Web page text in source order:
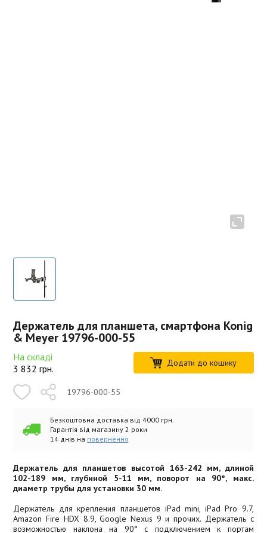
Держатель для планшета, смартфона Konig
& Meyer 19796-000-55
На складі
3 832 грн. Додати до кошику
19796-000-55
Безкоштовна доставка від 4000 грн.
Гарантія від магазину 2 роки
14 днів на повернення
Держатель для планшетов высотой 163-242 мм, длиной
102-189 мм, глубиной 5-11 мм, поворот на 90°, макс.
диаметр трубы для установки 30 мм.
Держатель для крепления планшетов iPad mini, iPad Pro 9.7,
Amazon Fire HDX 8.9, Google Nexus 9 и прочих. Держатель с
возможностью наклона на 90° с подключением к портам